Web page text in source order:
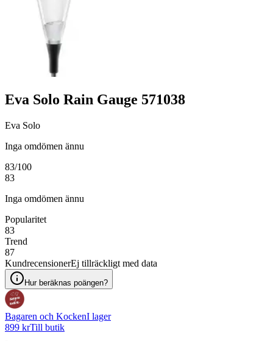
Eva Solo Rain Gauge 571038
Eva Solo
Inga omdömen ännu
83/100
83
Inga omdömen ännu
Popularitet
83
Trend
87
KundrecensionerEj tillräckligt med data
Hur beräknas poängen?
Bagaren och KockenI lager
899 krTill butik